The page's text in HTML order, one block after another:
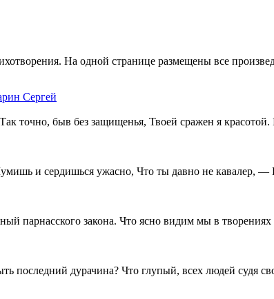
На одной странице размещены все
Сергей
точно, быв без защищенья, Твоей сражен я
и сердишься ужасно, Что ты давно не кавалер, —
парнасского закона. Что ясно видим мы в
дурачина? Что глупый, всех людей судя